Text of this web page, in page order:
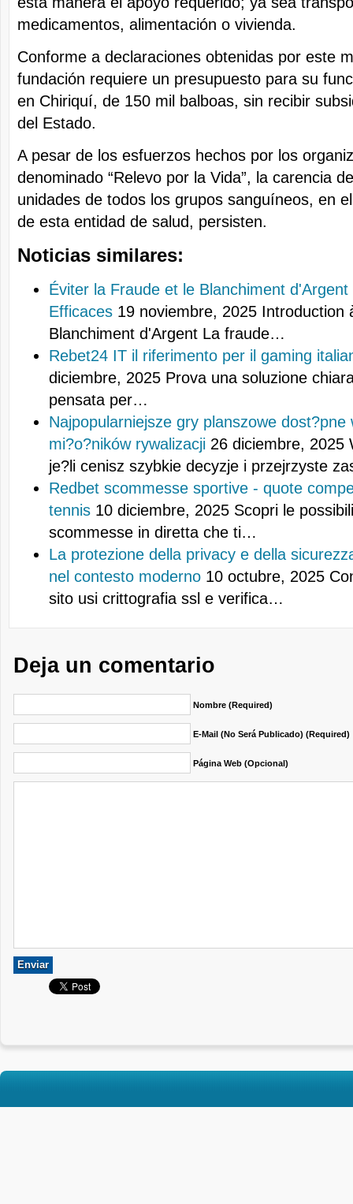
medicamentos, alimentación o vivienda.
Conforme a declaraciones obtenidas por este
fundación requiere un presupuesto para su
en Chiriquí, de 150 mil balboas, sin recibir
del Estado.
A pesar de los esfuerzos hechos por los
denominado “Relevo por la Vida”, la carencia
unidades de todos los grupos sanguíneos, en
de esta entidad de salud, persisten.
Noticias similares:
Éviter la Fraude et le Blanchiment
Efficaces 19 noviembre, 2025 Introduction
Blanchiment d'Argent La fraude…
Rebet24 IT il riferimento per il gaming
diciembre, 2025 Prova una soluzione
pensata per…
Najpopularniejsze gry planszowe dost?pne
mi?o?ników rywalizacji 26 diciembre, 2025
je?li cenisz szybkie decyzje i przejrzyste
Redbet scommesse sportive - quote
tennis 10 diciembre, 2025 Scopri le
scommesse in diretta che ti…
La protezione della privacy e della
nel contesto moderno 10 octubre, 2025
sito usi crittografia ssl e verifica…
Deja un comentario
Nombre (required)
E-Mail (no Será Publicado) (required)
Página Web (opcional)